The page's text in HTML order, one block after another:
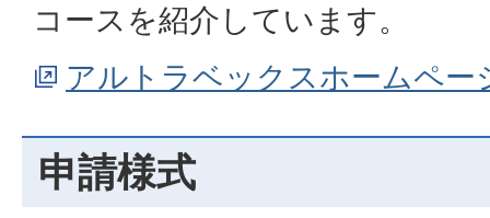
コースを紹介しています。
アルトラベックスホームペー
申請様式